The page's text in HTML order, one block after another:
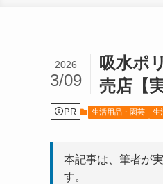
吸水ポ
売店【
2026
3/09
PR 生活用品・園芸 生
本記事は、筆者が
す。